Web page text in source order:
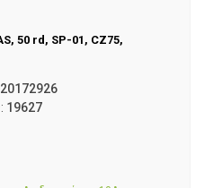
50 rd, SP-01, CZ75,
19627